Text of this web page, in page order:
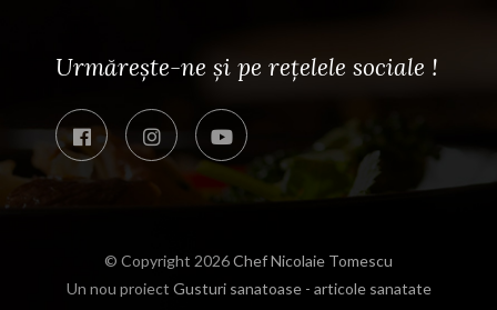
Urmărește-ne și pe rețelele sociale !
© Copyright 2026Chef Nicolaie Tomescu
Un nou proiect Gusturi sanatoase - articole sanatate